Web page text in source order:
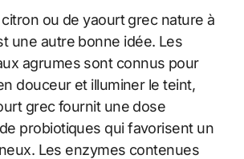
citron ou de yaourt grec nature à
une autre bonne idée. Les
agrumes sont connus pour
douceur et illuminer le teint,
grec fournit une dose
probiotiques qui favorisent un
Les enzymes contenues